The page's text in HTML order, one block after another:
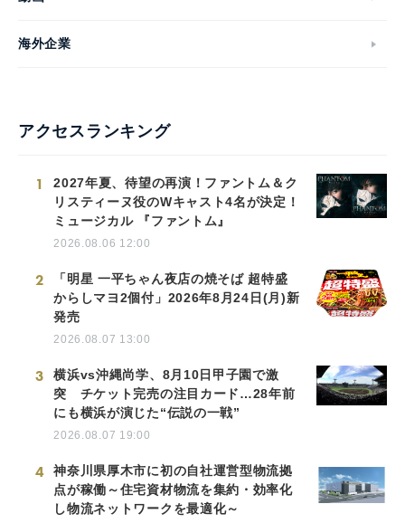
海外企業
アクセスランキング
1
2027年夏、待望の再演！ファントム＆ク
リスティーヌ役のWキャスト4名が決定！
ミュージカル 『ファントム』
2026.08.06 12:00
2
「明星 一平ちゃん夜店の焼そば 超特盛
からしマヨ2個付」2026年8月24日(月)新
発売
2026.08.07 13:00
3
横浜vs沖縄尚学、8月10日甲子園で激
突 チケット完売の注目カード…28年前
にも横浜が演じた“伝説の一戦”
2026.08.07 19:00
4
神奈川県厚木市に初の自社運営型物流拠
点が稼働～住宅資材物流を集約・効率化
し物流ネットワークを最適化～